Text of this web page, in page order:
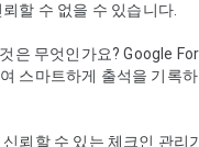
할 수 없을 수 있습니다.
은 무엇인가요? Google
스마트하게 출석을 기록
뢰할 수 있는 체크인 관리